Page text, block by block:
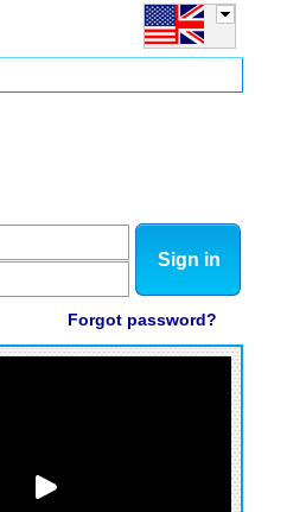
Sign in
Forgot password?